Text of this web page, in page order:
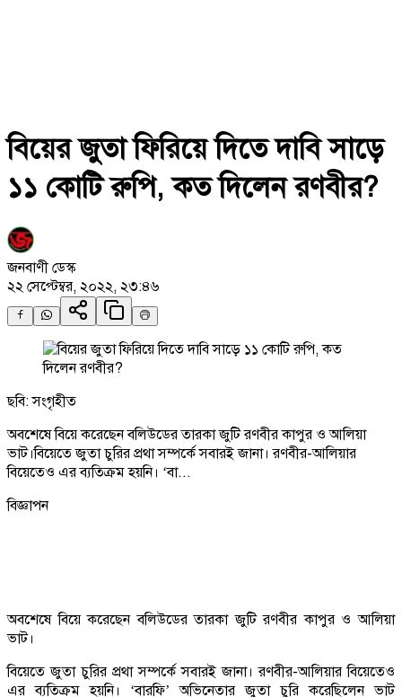
বিয়ের জুতা ফিরিয়ে দিতে দাবি সাড়ে
১১ কোটি রুপি, কত দিলেন রণবীর?
জনবাণী ডেস্ক
২২ সেপ্টেম্বর, ২০২২, ২৩:৪৬
ছবি: সংগৃহীত
অবশেষে বিয়ে করেছেন বলিউডের তারকা জুটি রণবীর কাপুর ও আলিয়া
ভাট।বিয়েতে জুতা চুরির প্রথা সম্পর্কে সবারই জানা। রণবীর-আলিয়ার
বিয়েতেও এর ব্যতিক্রম হয়নি। ‘বা...
বিজ্ঞাপন
অবশেষে বিয়ে করেছেন বলিউডের তারকা জুটি রণবীর কাপুর ও আলিয়া
ভাট।
বিয়েতে জুতা চুরির প্রথা সম্পর্কে সবারই জানা। রণবীর-আলিয়ার বিয়েতেও
এর ব্যতিক্রম হয়নি। ‘বারফি’ অভিনেতার জুতা চুরি করেছিলেন ভাট